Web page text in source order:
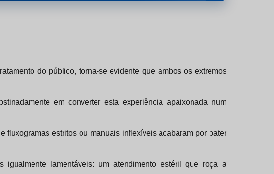
do público, torna-se evidente que ambos os extremos
em converter esta experiência apaixonada num
estritos ou manuais inflexíveis acabaram por bater
igualmente lamentáveis: um atendimento estéril que roça a